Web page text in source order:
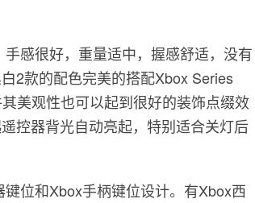
感很好，重量适中，握感舒适，没有
2款的配色完美的搭配Xbox Series
美观性也可以起到很好的装饰点缀效
控器背光自动亮起，特别适合关灯后
位和Xbox手柄键位设计。有Xbox西